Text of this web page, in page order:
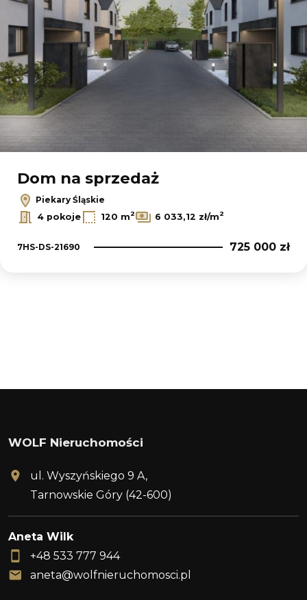
Dom na sprzedaż
Piekary Śląskie
4 pokoje
120 m2 6 033,12 zł/m2
7HS-DS-21690 725 000 zł
WOLF Nieruchomości
ul. Wyszyńskiego 9 A,
Tarnowskie Góry (42-600)
Aneta Wilk
+48 533 777 944
aneta@wolfnieruchomosci.pl